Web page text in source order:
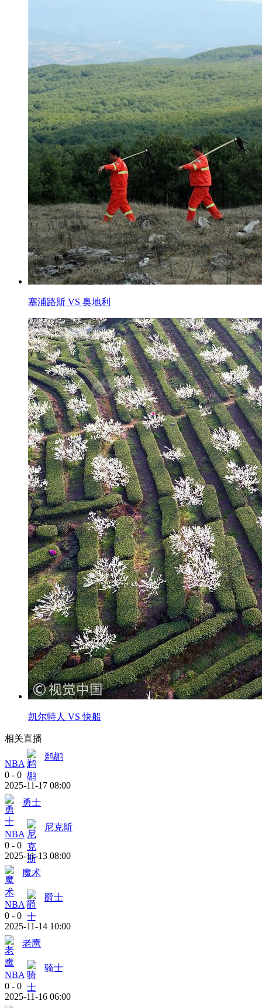
塞浦路斯 VS 奥地利
凯尔特人 VS 快船
相关直播
NBA
鹈鹕
0 - 0
2025-11-17 08:00
勇士
NBA
尼克斯
0 - 0
2025-11-13 08:00
魔术
NBA
爵士
0 - 0
2025-11-14 10:00
老鹰
NBA
骑士
0 - 0
2025-11-16 06:00